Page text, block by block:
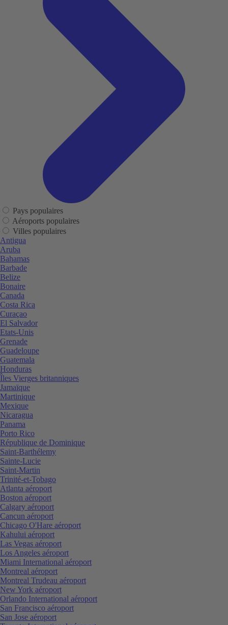
Pays populaires
Aéroports populaires
Villes populaires
Antigua
Aruba
Bahamas
Barbade
Belize
Bonaire
Canada
Costa Rica
Curaçao
El Salvador
Etats-Unis
Grenade
Guadeloupe
Guatemala
Honduras
Îles Vierges britanniques
Jamaïque
Martinique
Mexique
Nicaragua
Panama
Porto Rico
République de Dominique
Saint-Barthélemy
Sainte-Lucie
Saint-Martin
Trinité-et-Tobago
Atlanta aéroport
Boston aéroport
Calgary aéroport
Cancun aéroport
Chicago O'Hare aéroport
Kahului aéroport
Las Vegas aéroport
Los Angeles aéroport
Miami International aéroport
Montreal aéroport
Montreal Trudeau aéroport
New York aéroport
Orlando International aéroport
San Francisco aéroport
San Jose aéroport